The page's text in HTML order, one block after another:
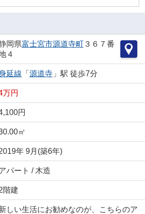
岡県富士宮市源道寺町３６７番
４
延線 「 源道寺」駅 徒歩7分
万円
円
㎡
年 9月(築6年)
パート / 木造
階建
しい生活にお勧めなのが、こちらのア